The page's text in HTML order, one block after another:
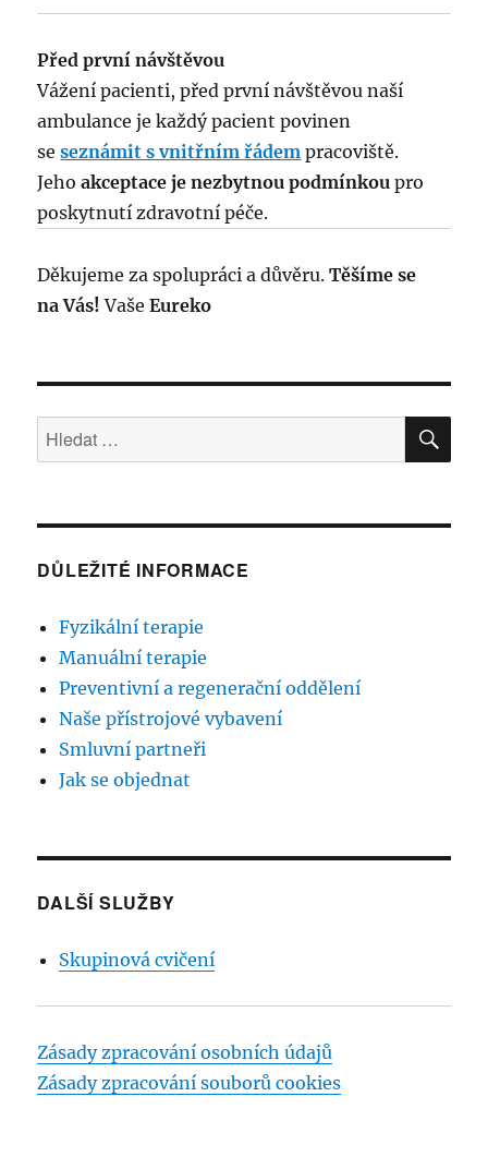
Před první návštěvou
Vážení pacienti, před první návštěvou naší
ambulance je každý pacient povinen
seseznámit s vnitřním řádem pracoviště.
Jehoakceptace je nezbytnou podmínkou pro
poskytnutí zdravotní péče.
Děkujeme za spolupráci a důvěru.Těšíme se
na Vás! VašeEureko
Hledat:
DŮLEŽITÉ INFORMACE
Fyzikální terapie
Manuální terapie
Preventivní a regenerační oddělení
Naše přístrojové vybavení
Smluvní partneři
Jak se objednat
DALŠÍ SLUŽBY
Skupinová cvičení
Zásady zpracování osobních údajů
Zásady zpracování souborů cookies